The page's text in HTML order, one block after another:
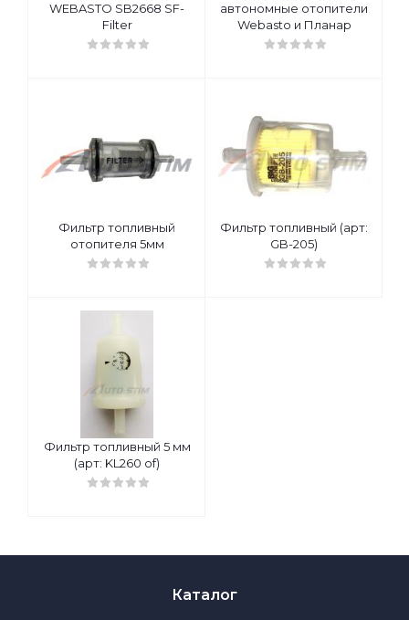
WEBASTO SB2668 SF-
Filter
автономные отопители
Webasto и Планар
Фильтр топливный
отопителя 5мм
Фильтр топливный (арт:
GB-205)
Фильтр топливный 5 мм
(арт: KL260 of)
Каталог